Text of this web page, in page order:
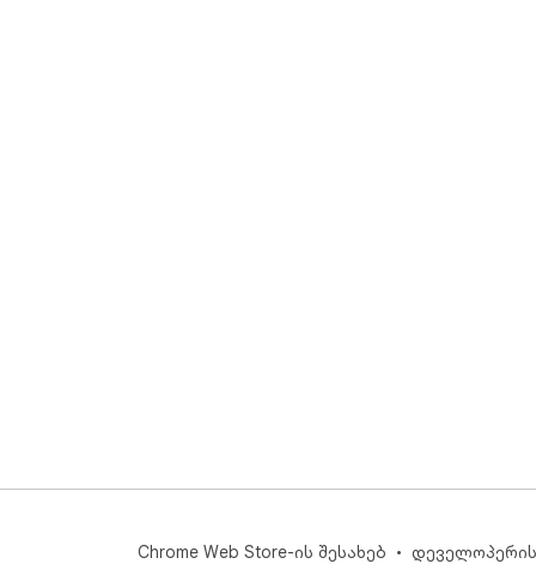
Chrome Web Store-ის შესახებ